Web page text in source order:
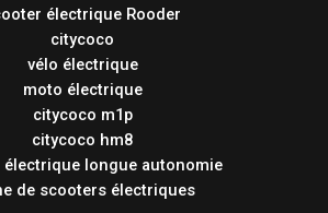
électrique Rooder
citycoco
vélo électrique
moto électrique
citycoco m1p
citycoco hm8
électrique longue autonomie
de scooters électriques